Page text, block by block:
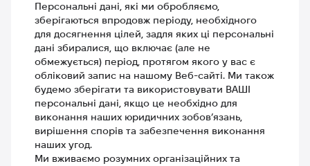
Персональні дані, які ми обробляємо,
зберігаються впродовж періоду, необхідного
для досягнення цілей, задля яких ці персональні
дані збиралися, що включає (але не
обмежується) період, протягом якого у вас є
обліковий запис на нашому Веб-сайті. Ми також
будемо зберігати та використовувати ВАШІ
персональні дані, якщо це необхідно для
виконання наших юридичних зобов’язань,
вирішення спорів та забезпечення виконання
наших угод.
Ми вживаємо розумних організаційних та